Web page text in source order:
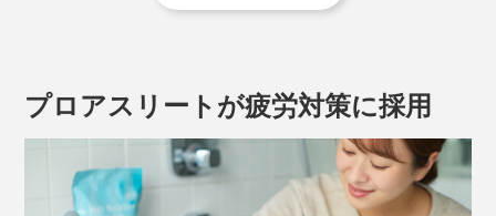
よくある炭酸入浴剤は、炭酸ガスが広がった酸性の湯に
なって、短時間で、炭酸ガスは空気中へ逃げてしまいが
プロアスリートが疲労対策に採用